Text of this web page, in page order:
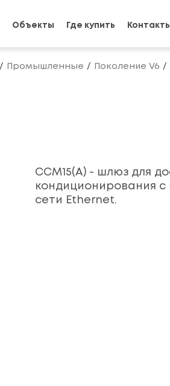
Объекты Где купить
Промышленные Поколение V6
CCM15(A) - шлюз для
кондиционирования
сети Ethernet.